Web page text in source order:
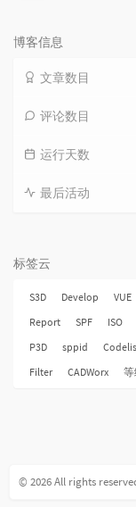
博客信息
文章数目
评论数目
运行天数
最后活动
标签云
S3D Develop VUE
Report
SPF ISO
P3D
sppid
Filter
CADWorx
© 2026 All rights